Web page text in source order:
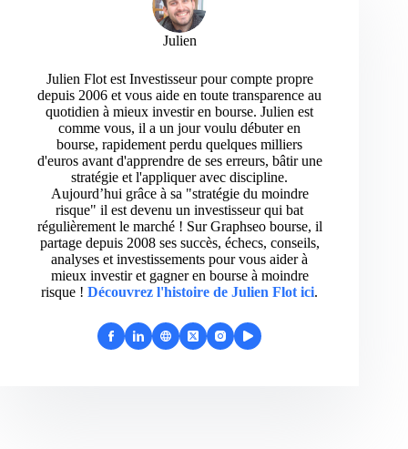
Julien
Julien Flot est Investisseur pour compte propre
depuis 2006 et vous aide en toute transparence au
quotidien à mieux investir en bourse. Julien est
comme vous, il a un jour voulu débuter en
bourse, rapidement perdu quelques milliers
d'euros avant d'apprendre de ses erreurs, bâtir une
stratégie et l'appliquer avec discipline.
Aujourd’hui grâce à sa "stratégie du moindre
risque" il est devenu un investisseur qui bat
régulièrement le marché ! Sur Graphseo bourse, il
partage depuis 2008 ses succès, échecs, conseils,
analyses et investissements pour vous aider à
mieux investir et gagner en bourse à moindre
risque ! Découvrez l'histoire de Julien Flot ici.